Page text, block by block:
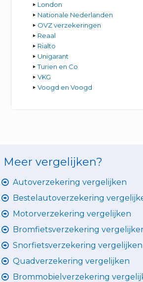
London
Nationale Nederlanden
OVZ verzekeringen
Reaal
Rialto
Unigarant
Turien en Co
VKG
Voogd en Voogd
Meer vergelijken?
Autoverzekering vergelijken
Bestelautoverzekering
Motorverzekering vergelijken
Bromfietsverzekering
Snorfietsverzekering vergelijken
Quadverzekering vergelijken
Brommobielverzekering